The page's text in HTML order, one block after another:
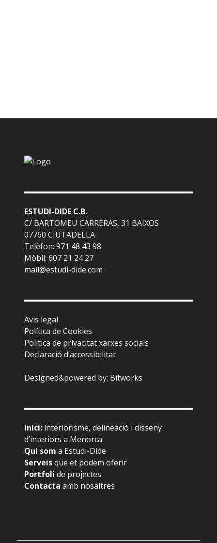
ESTUDI-DIDE C.B.
C/ BARTOMEU CARRERAS, 31 BAIXOS
07760 CIUTADELLA
Telèfon: 971 48 43 98
Mòbil: 607 21 24 27
mail@estudi-dide.com
Avís legal
Política de Cookies
Política de privacitat xarxes socials
Declaració d’accessibilitat
Designed&powered by: Bitworks
Inici: interiorisme, delineació i disseny
d’interiors a Menorca
Qui som a Estudi-Dide
Serveisque et podem oferir
Portfoli de projectes
Contacta amb nosaltres